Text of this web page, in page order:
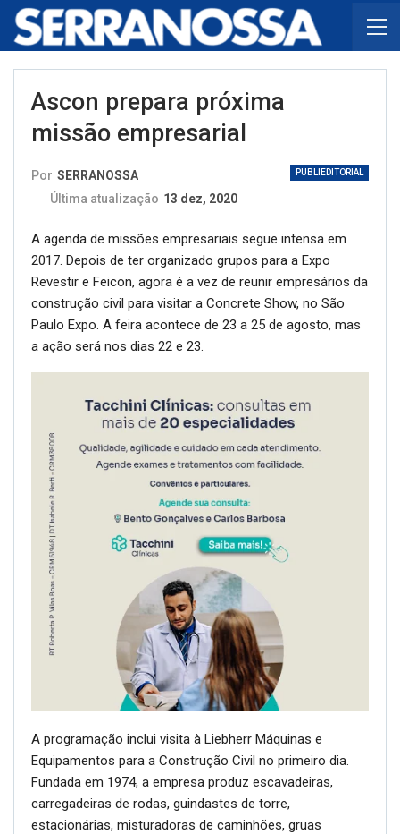
Ascon prepara próxima
missão empresarial
PUBLIEDITORIAL
Por SERRANOSSA
Última atualização 13 dez, 2020
A agenda de missões empresariais segue intensa em
2017. Depois de ter organizado grupos para a Expo
Revestir e Feicon, agora é a vez de reunir empresários da
construção civil para visitar a Concrete Show, no São
Paulo Expo. A feira acontece de 23 a 25 de agosto, mas
a ação será nos dias 22 e 23.
A programação inclui visita à Liebherr Máquinas e
Equipamentos para a Construção Civil no primeiro dia.
Fundada em 1974, a empresa produz escavadeiras,
carregadeiras de rodas, guindastes de torre,
estacionárias, misturadoras de caminhões, gruas